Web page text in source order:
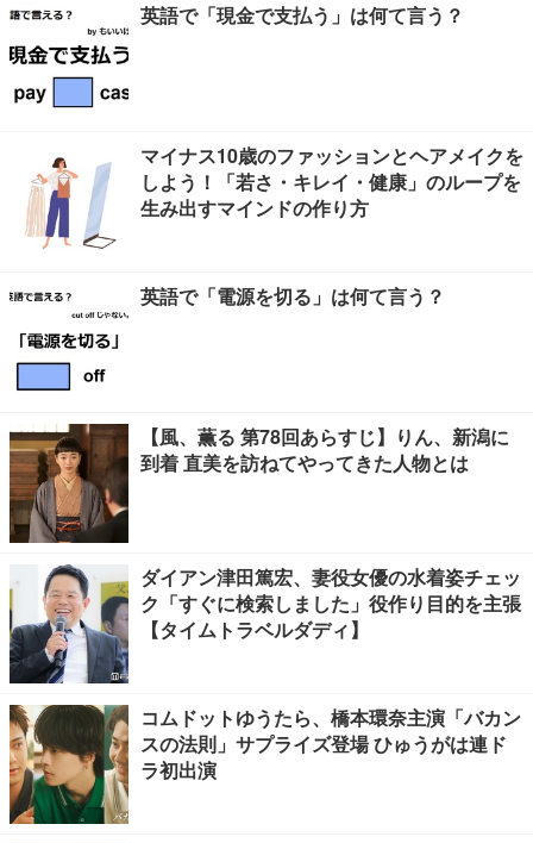
英語で「現金で支払う」は何て言う？
マイナス10歳のファッションとヘアメイクを
しよう！「若さ・キレイ・健康」のループを
生み出すマインドの作り方
英語で「電源を切る」は何て言う？
【風、薫る 第78回あらすじ】りん、新潟に
到着 直美を訪ねてやってきた人物とは
ダイアン津田篤宏、妻役女優の水着姿チェッ
ク「すぐに検索しました」役作り目的を主張
【タイムトラベルダディ】
コムドットゆうたら、橋本環奈主演「バカン
スの法則」サプライズ登場 ひゅうがは連ド
ラ初出演